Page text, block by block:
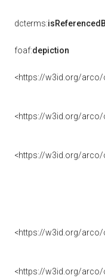
dcterms:
foaf:depiction
<https://w3id.org/
<https://w3id.org/
<https://w3id.org/
<https://w3id.org/
<https://w3id.org/